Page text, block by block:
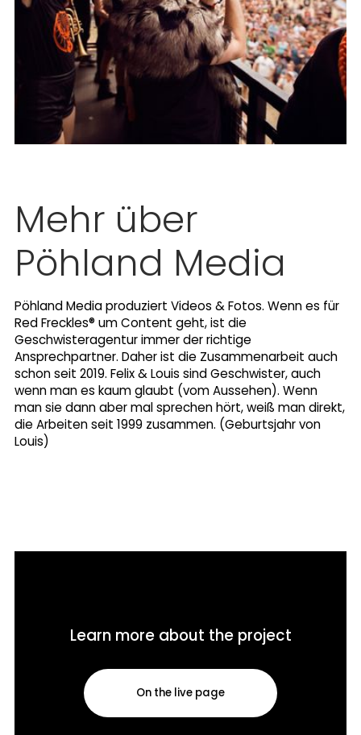
Mehr über
Pöhland Media
Pöhland Media produziert Videos & Fotos. Wenn es für
Red Freckles® um Content geht, ist die
Geschwisteragentur immer der richtige
Ansprechpartner. Daher ist die Zusammenarbeit auch
schon seit 2019. Felix & Louis sind Geschwister, auch
wenn man es kaum glaubt (vom Aussehen). Wenn
man sie dann aber mal sprechen hört, weiß man direkt,
die Arbeiten seit 1999 zusammen. (Geburtsjahr von
Louis)
Learn more about the project
On the live page